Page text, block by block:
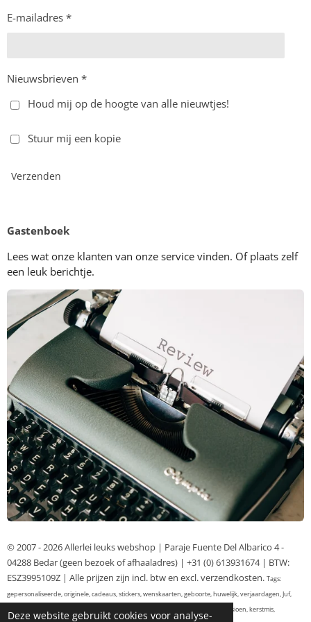
Deze website gebruikt cookies voor analyse-
E-mailadres *
Nieuwsbrieven *
Houd mij op de hoogte van alle nieuwtjes!
Stuur mij een kopie
Verzenden
Gastenboek
Lees wat onze klanten van onze service vinden. Of plaats zelf
een leuk berichtje.
© 2007 - 2026 Allerlei leuks webshop | Paraje Fuente Del Albarico 4 -
04288 Bedar (geen bezoek of afhaaladres) | +31 (0) 613931674 | BTW:
ESZ3995109Z | Alle prijzen zijn incl. btw en excl. verzendkosten. Tags:
gepersonaliseerde, originele, cadeaus, stickers, wenskaarten, geboorte, huwelijk, verjaardagen, Juf,
meester, Traktaties, bedrijven, afscheid werknemers, personeel, collega's, pensioen, kerstmis,